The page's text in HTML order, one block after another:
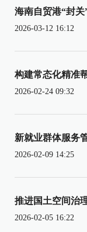
海南自贸港“封
2026-03-12 16:12
构建常态化精准
2026-02-24 09:32
新就业群体服务
2026-02-09 14:25
推进国土空间治
2026-02-05 16:22